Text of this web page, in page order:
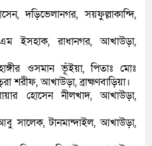
দড়িভেলানগর, সয়ফুল্লাকান্দি,
ইসহাক, রাধানগর, আখাউড়া,
ওসমান ভূঁইয়া, পিতাঃ মোঃ
শরীফ, আখাউড়া, ব্রাহ্মণবাড়িয়া।
হোসেন নীলখাদ, আখাউড়া,
সালেক, টানমান্দাইল, আখাউড়া,